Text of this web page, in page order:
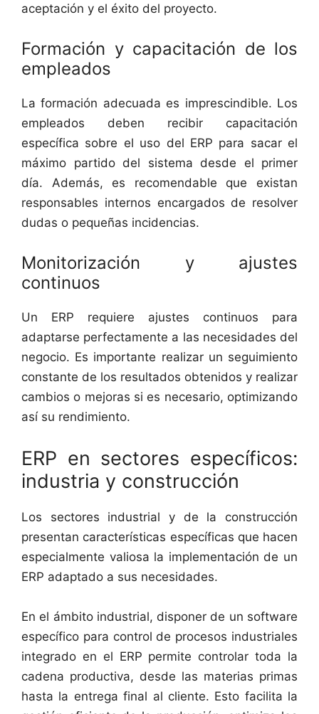
aceptación y el éxito del proyecto.
Formación y capacitación de los
empleados
La formación adecuada es imprescindible. Los
empleados deben recibir capacitación
específica sobre el uso del ERP para sacar el
máximo partido del sistema desde el primer
día. Además, es recomendable que existan
responsables internos encargados de resolver
dudas o pequeñas incidencias.
Monitorización y ajustes
continuos
Un ERP requiere ajustes continuos para
adaptarse perfectamente a las necesidades del
negocio. Es importante realizar un seguimiento
constante de los resultados obtenidos y realizar
cambios o mejoras si es necesario, optimizando
así su rendimiento.
ERP en sectores específicos:
industria y construcción
Los sectores industrial y de la construcción
presentan características específicas que hacen
especialmente valiosa la implementación de un
ERP adaptado a sus necesidades.
En el ámbito industrial, disponer de un software
específico para control de procesos industriales
integrado en el ERP permite controlar toda la
cadena productiva, desde las materias primas
hasta la entrega final al cliente. Esto facilita la